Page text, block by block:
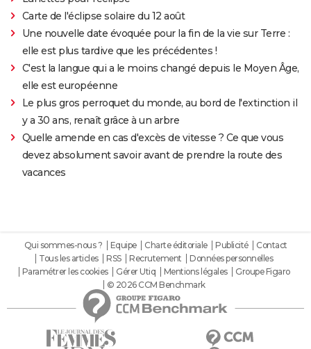
Carte de l'éclipse solaire du 12 août
Une nouvelle date évoquée pour la fin de la vie sur Terre :
elle est plus tardive que les précédentes !
C'est la langue qui a le moins changé depuis le Moyen Âge,
elle est européenne
Le plus gros perroquet du monde, au bord de l'extinction il
y a 30 ans, renaît grâce à un arbre
Quelle amende en cas d'excès de vitesse ? Ce que vous
devez absolument savoir avant de prendre la route des
vacances
Qui sommes-nous ? Equipe Charte éditoriale Publicité
Contact
Tous les articles
RSS Recrutement
Données personnelles
Paramétrer les cookies
Gérer Utiq Mentions légales
Groupe Figaro
© 2026 CCM Benchmark